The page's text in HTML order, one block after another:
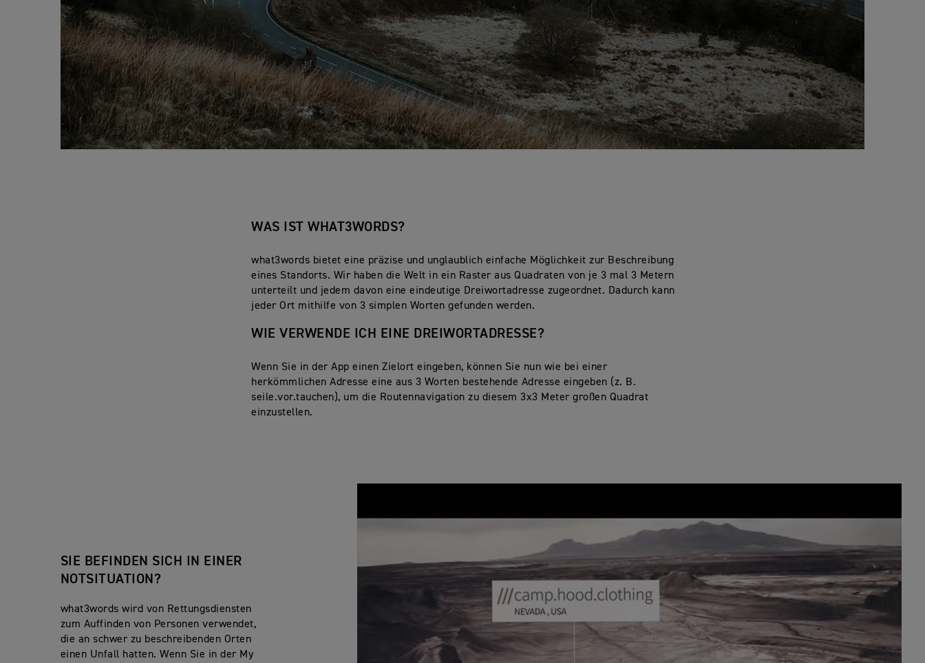
WAS IST WHAT3WORDS?
what3words bietet eine präzise und unglaublich einfache Möglichkeit zur Beschreibung
eines Standorts. Wir haben die Welt in ein Raster aus Quadraten von je 3 mal 3 Metern
unterteilt und jedem davon eine eindeutige Dreiwortadresse zugeordnet. Dadurch kann
jeder Ort mithilfe von 3 simplen Worten gefunden werden.
WIE VERWENDE ICH EINE DREIWORTADRESSE?
Wenn Sie in der App einen Zielort eingeben, können Sie nun wie bei einer
herkömmlichen Adresse eine aus 3 Worten bestehende Adresse eingeben (z. B.
seile.vor.tauchen), um die Routennavigation zu diesem 3x3 Meter großen Quadrat
einzustellen.
SIE BEFINDEN SICH IN EINER
NOTSITUATION?
what3words wird von Rettungsdiensten
zum Auffinden von Personen verwendet,
die an schwer zu beschreibenden Orten
einen Unfall hatten. Wenn Sie in der My